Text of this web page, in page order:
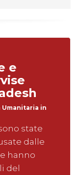
e
Umanitaria in
state
dalle
hanno
del